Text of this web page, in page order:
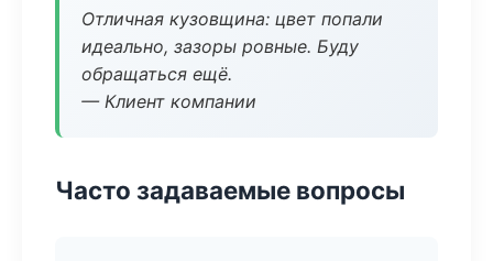
Отличная кузовщина: цвет попали
идеально, зазоры ровные. Буду
обращаться ещё.
— Клиент компании
Часто задаваемые вопросы